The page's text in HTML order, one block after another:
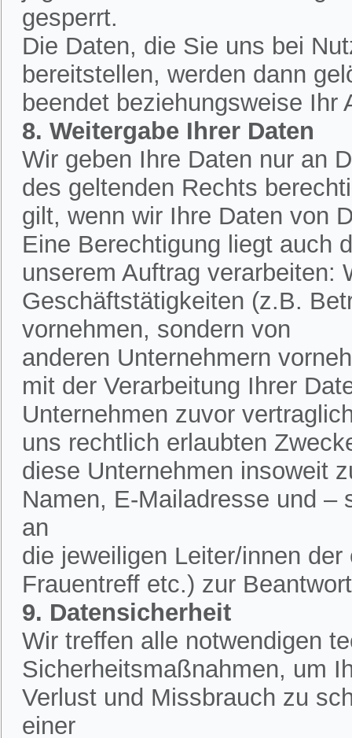
gesperrt.
Die Daten, die Sie uns bei
bereitstellen, werden dann
beendet beziehungsweise
8. Weitergabe Ihrer Daten
Wir geben Ihre Daten nur an
des geltenden Rechts
gilt, wenn wir Ihre Daten von
Eine Berechtigung liegt auch
unserem Auftrag verarbeiten:
Geschäftstätigkeiten (z.B.
vornehmen, sondern von
anderen Unternehmern
mit der Verarbeitung Ihrer
Unternehmen zuvor
uns rechtlich erlaubten
diese Unternehmen insoweit
Namen, E-Mailadresse und –
an
die jeweiligen Leiter/innen
Frauentreff etc.) zur
9. Datensicherheit
Wir treffen alle notwendigen
Sicherheitsmaßnahmen, um
Verlust und Missbrauch zu
einer